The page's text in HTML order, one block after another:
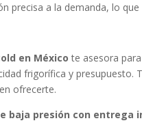
precisa a la demanda, lo
en México te asesora
frigorífica y presupuesto.
ofrecerte.
baja presión con entrega